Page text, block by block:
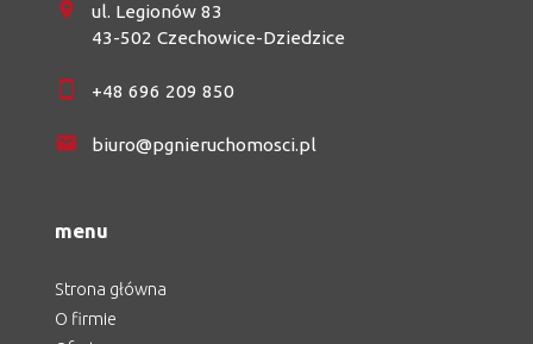
ul. Legionów 83
43-502 Czechowice-Dziedzice
+48 696 209 850
biuro@pgnieruchomosci.pl
menu
Strona główna
O firmie